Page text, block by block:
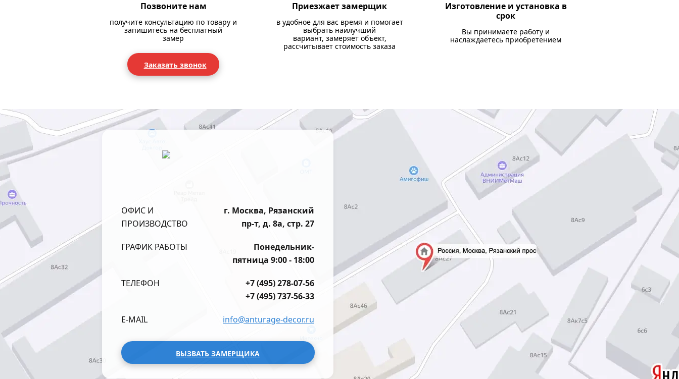
Позвоните нам
получите консультацию по товару и
запишитесь на бесплатный
замер
Заказать звонок
Приезжает замерщик
в удобное для вас время и помогает
выбрать наилучший
вариант, замеряет объект,
рассчитывает стоимость заказа
Изготовление и установка в
срок
Вы принимаете работу и
наслаждаетесь приобретением
ОФИС И
ПРОИЗВОДСТВО
г. Москва, Рязанский
пр-т, д. 8а, стр. 27
ГРАФИК РАБОТЫ
Понедельник-
пятница 9:00 - 18:00
ТЕЛЕФОН
+7 (495) 278-07-56
+7 (495) 737-56-33
E-MAIL info@anturage-decor.ru
ВЫЗВАТЬ ЗАМЕРЩИКА